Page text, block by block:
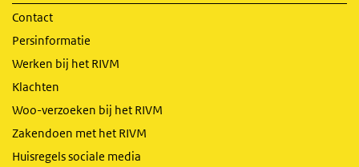
Contact
Persinformatie
Werken bij het RIVM
Klachten
Woo-verzoeken bij het RIVM
Zakendoen met het RIVM
Huisregels sociale media